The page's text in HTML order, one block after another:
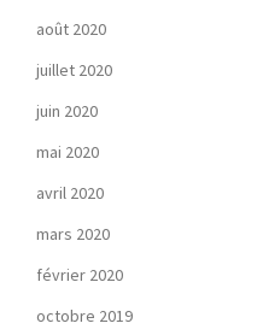
août 2020
juillet 2020
juin 2020
mai 2020
avril 2020
mars 2020
février 2020
octobre 2019